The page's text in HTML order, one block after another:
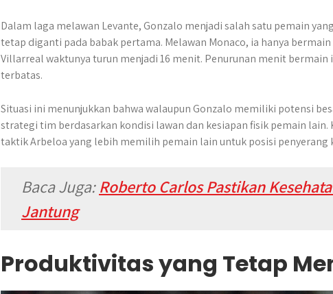
Dalam laga melawan Levante, Gonzalo menjadi salah satu pemain
tetap diganti pada babak pertama. Melawan Monaco, ia hanya
Villarreal waktunya turun menjadi 16 menit. Penurunan menit
terbatas.
Situasi ini menunjukkan bahwa walaupun Gonzalo memiliki potensi
strategi tim berdasarkan kondisi lawan dan kesiapan fisik pemain
taktik Arbeloa yang lebih memilih pemain lain untuk posisi penyerang
Baca Juga:Roberto Carlos Pastikan
Jantung
Produktivitas yang Tetap